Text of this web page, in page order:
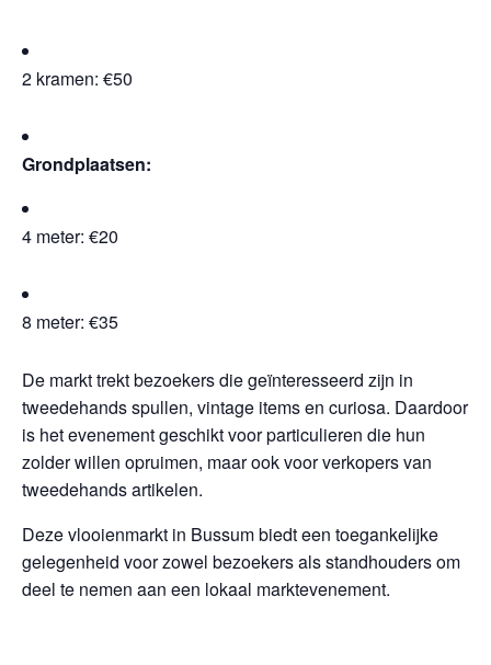
2 kramen: €50
Grondplaatsen:
4 meter: €20
8 meter: €35
De markt trekt bezoekers die geïnteresseerd zijn in
tweedehands spullen, vintage items en curiosa. Daardoor
is het evenement geschikt voor particulieren die hun
zolder willen opruimen, maar ook voor verkopers van
tweedehands artikelen.
Deze vlooienmarkt in Bussum biedt een toegankelijke
gelegenheid voor zowel bezoekers als standhouders om
deel te nemen aan een lokaal markt­evenement.